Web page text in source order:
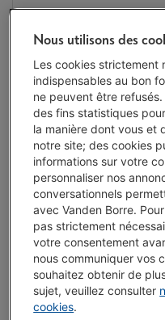
Vanden Borre
Prolongez la durée de vie
abonnement
Ce produit serait couvert
Plus d'infos
Atouts
Capacité totale: 298 l
Nous utilisons des
Les cookies strictement
indispensables au bon
ne peuvent être
des fins statistiques
la manière dont vous et
notre site; des cookies
informations sur votre
personnaliser nos
conversationnels
avec Vanden Borre.
pas strictement
votre consentement
nous communiquer vos
souhaitez obtenir de
sujet, veuillez consulter
cookies.